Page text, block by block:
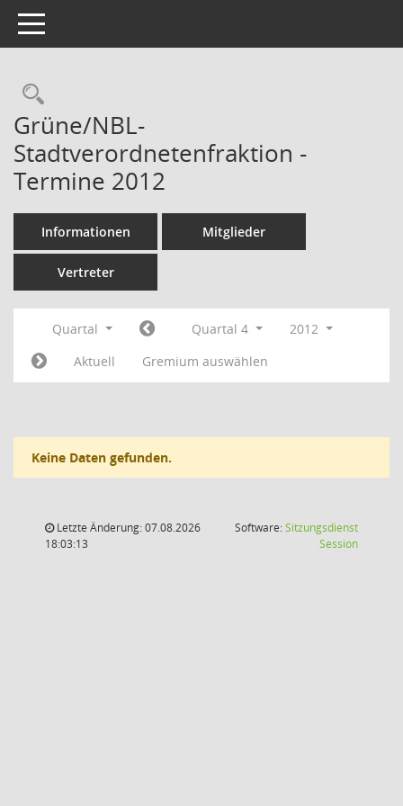
Toggle navigation
Rechercheauswahl
Grüne/NBL-
Stadtverordnetenfraktion -
Termine 2012
Informationen Mitglieder
Vertreter
Quartal Quartal 4
2012
Aktuell
Gremium auswählen
Keine Daten gefunden.
Letzte Änderung: 07.08.2026
18:03:13
Software:Sitzungsdienst
Session(Wird in